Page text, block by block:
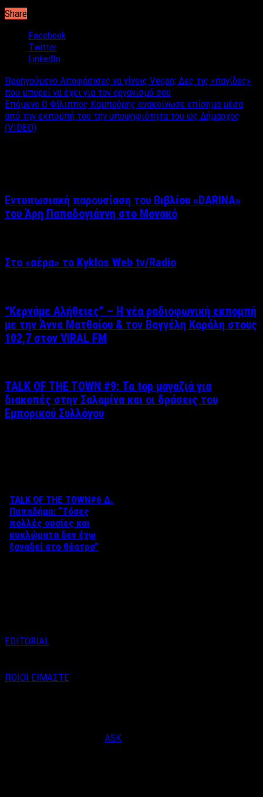
Share
Facebook
Twitter
LinkedIn
Προηγούμενο Αποφάσισες να γίνεις Vegan; Δες τις «παγίδες»
που μπορεί να έχει για τον οργανισμό σου
Επόμενο Ο Φίλιππος Καμπούρης ανακοίνωσε επίσημα μέσα
από την εκπομπή του την υποψηφιότητα του ως Δήμαρχος
(VIDEO)
Εντυπωσιακή παρουσίαση του Βιβλίου «DARINA»
του Άρη Παπαδογιάννη στο Μονακό
Στο «αέρα» το Kyklos Web tv/Radio
“Kερνάμε Αλήθειες” – Η νέα ραδιοφωνική εκπομπή
με την Άννα Ματθαίου & τον Βαγγέλη Καράλη στους
102,7 στον VIRAL FM
TALK OF THE TOWN #9: Τα top μαγαζιά για
διακοπές στην Σαλαμίνα και οι δράσεις του
Εμπορικού Συλλόγου
TALK OF THE TOWN#6 Δ.
Παπαδήμα: “Tόσες
πολλές ουσίες και
κυκλώματα δεν έχω
ξαναδεί στο θέατρο”
EDITORIAL
ΠΟΙΟΙ ΕΙΜΑΣΤΕ
ASK